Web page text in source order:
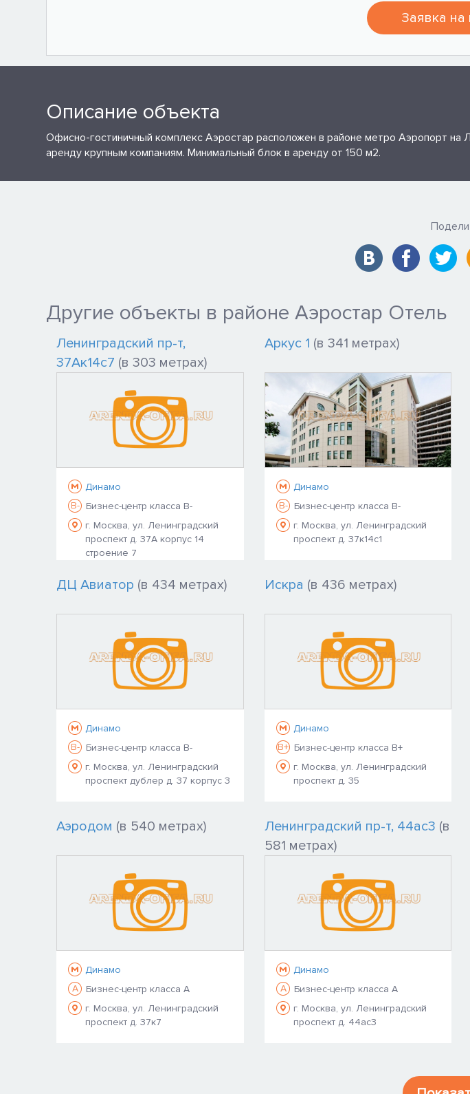
Заявка на
Описание объекта
Офисно-гостиничный комплекс Аэростар расположен в районе метро Аэропорт на
аренду крупным компаниям. Минимальный блок в аренду от 150 м2.
Другие объекты в районе Аэростар Отель
Ленинградский пр-т,
37Ак14с7 (в 303 метрах)
Динамо
B- Бизнес-центр класса B-
г. Москва, ул. Ленинградский
проспект д. 37А корпус 14
строение 7
Аркус 1 (в 341 метрах)
Динамо
B-
Бизнес-центр класса B-
г. Москва, ул. Ленинградский
проспект д. 37к14с1
ДЦ Авиатор (в 434 метрах)
Динамо
B- Бизнес-центр класса B-
г. Москва, ул. Ленинградский
проспект дублер д. 37 корпус 3
Искра (в 436 метрах)
Динамо
B+ Бизнес-центр класса B+
г. Москва, ул. Ленинградский
проспект д. 35
Аэродом (в 540 метрах)
Динамо
A
Бизнес-центр класса A
г. Москва, ул. Ленинградский
проспект д. 37к7
Ленинградский пр-т, 44ас3 (в
581 метрах)
Динамо
A
Бизнес-центр класса A
г. Москва, ул. Ленинградский
проспект д. 44ас3